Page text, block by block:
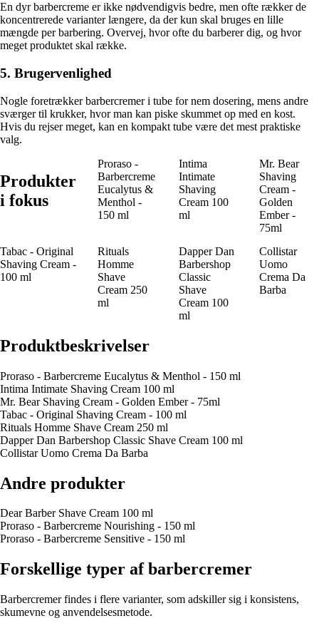
En dyr barbercreme er ikke nødvendigvis bedre, men ofte rækker de
koncentrerede varianter længere, da der kun skal bruges en lille
mængde per barbering. Overvej, hvor ofte du barberer dig, og hvor
meget produktet skal række.
5. Brugervenlighed
Nogle foretrækker barbercremer i tube for nem dosering, mens andre
sværger til krukker, hvor man kan piske skummet op med en kost.
Hvis du rejser meget, kan en kompakt tube være det mest praktiske
valg.
Produkter
i fokus
Proraso -
Barbercreme
Eucalytus &
Menthol -
150 ml
Intima
Intimate
Shaving
Cream 100
ml
Mr. Bear
Shaving
Cream -
Golden
Ember -
75ml
Tabac - Original
Shaving Cream -
100 ml
Rituals
Homme
Shave
Cream 250
ml
Dapper Dan
Barbershop
Classic
Shave
Cream 100
ml
Collistar
Uomo
Crema Da
Barba
Produktbeskrivelser
Proraso - Barbercreme Eucalytus & Menthol - 150 ml
Intima Intimate Shaving Cream 100 ml
Mr. Bear Shaving Cream - Golden Ember - 75ml
Tabac - Original Shaving Cream - 100 ml
Rituals Homme Shave Cream 250 ml
Dapper Dan Barbershop Classic Shave Cream 100 ml
Collistar Uomo Crema Da Barba
Andre produkter
Dear Barber Shave Cream 100 ml
Proraso - Barbercreme Nourishing - 150 ml
Proraso - Barbercreme Sensitive - 150 ml
Forskellige typer af barbercremer
Barbercremer findes i flere varianter, som adskiller sig i konsistens,
skumevne og anvendelsesmetode.